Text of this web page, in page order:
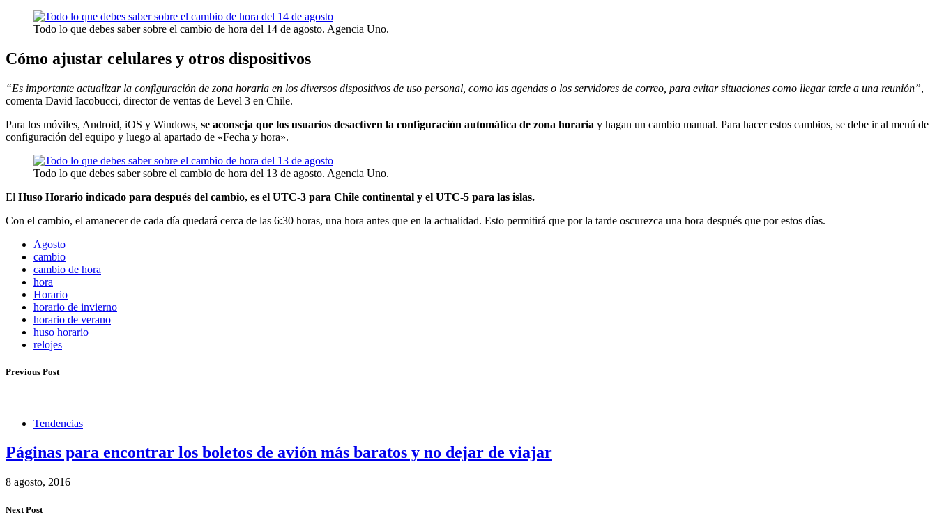
Todo lo que debes saber sobre el cambio de hora del 14 de agosto. Agencia Uno.
Cómo ajustar celulares y otros dispositivos
“Es importante actualizar la configuración de zona horaria en los diversos dispositivos de uso personal, como las agendas o los servidores de correo, para evitar situaciones como llegar tarde a una reunión”,
comenta David Iacobucci, director de ventas de Level 3 en Chile.
Para los móviles, Android, iOS y Windows, se aconseja que los usuarios desactiven la configuración automática de zona horaria y hagan un cambio manual. Para hacer estos cambios, se debe ir al menú de
configuración del equipo y luego al apartado de «Fecha y hora».
Todo lo que debes saber sobre el cambio de hora del 13 de agosto. Agencia Uno.
El Huso Horario indicado para después del cambio, es el UTC-3 para Chile continental y el UTC-5 para las islas.
Con el cambio, el amanecer de cada día quedará cerca de las 6:30 horas, una hora antes que en la actualidad. Esto permitirá que por la tarde oscurezca una hora después que por estos días.
Agosto
cambio
cambio de hora
hora
Horario
horario de invierno
horario de verano
huso horario
relojes
Previous Post
Tendencias
Páginas para encontrar los boletos de avión más baratos y no dejar de viajar
8 agosto, 2016
Next Post